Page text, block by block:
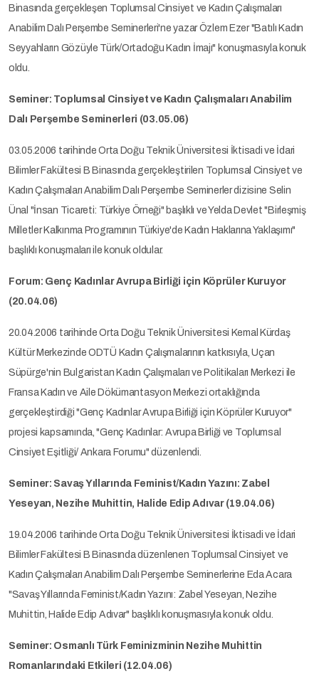
Binasında gerçekleşen Toplumsal Cinsiyet ve Kadın Çalışmaları
Anabilim Dalı Perşembe Seminerleri'ne yazar Özlem Ezer "Batılı Kadın
Seyyahların Gözüyle Türk/Ortadoğu Kadın İmajı" konuşmasıyla konuk
oldu.
Seminer: Toplumsal Cinsiyet ve Kadın Çalışmaları Anabilim
Dalı Perşembe Seminerleri (03.05.06)
03.05.2006 tarihinde Orta Doğu Teknik Üniversitesi İktisadi ve İdari
Bilimler Fakültesi B Binasında gerçekleştirilen Toplumsal Cinsiyet ve
Kadın Çalışmaları Anabilim Dalı Perşembe Seminerler dizisine Selin
Ünal "İnsan Ticareti: Türkiye Örneği" başlıklı ve Yelda Devlet "Birleşmiş
Milletler Kalkınma Programının Türkiye'de Kadın Haklarına Yaklaşımı"
başlıklı konuşmaları ile konuk oldular.
Forum: Genç Kadınlar Avrupa Birliği için Köprüler Kuruyor
(20.04.06)
20.04.2006 tarihinde Orta Doğu Teknik Üniversitesi Kemal Kürdaş
Kültür Merkezinde ODTÜ Kadın Çalışmalarının katkısıyla, Uçan
Süpürge'nin Bulgaristan Kadın Çalışmaları ve Politikaları Merkezi ile
Fransa Kadın ve Aile Dökümantasyon Merkezi ortaklığında
gerçekleştirdiği "Genç Kadınlar Avrupa Birliği için Köprüler Kuruyor"
projesi kapsamında, "Genç Kadınlar: Avrupa Birliği ve Toplumsal
Cinsiyet Eşitliği/ Ankara Forumu" düzenlendi.
Seminer: Savaş Yıllarında Feminist/Kadın Yazını: Zabel
Yeseyan, Nezihe Muhittin, Halide Edip Adıvar (19.04.06)
19.04.2006 tarihinde Orta Doğu Teknik Üniversitesi İktisadi ve İdari
Bilimler Fakültesi B Binasında düzenlenen Toplumsal Cinsiyet ve
Kadın Çalışmaları Anabilim Dalı Perşembe Seminerlerine Eda Acara
"Savaş Yıllarında Feminist/Kadın Yazını: Zabel Yeseyan, Nezihe
Muhittin, Halide Edip Adıvar" başlıklı konuşmasıyla konuk oldu.
Seminer: Osmanlı Türk Feminizminin Nezihe Muhittin
Romanlarındaki Etkileri (12.04.06)